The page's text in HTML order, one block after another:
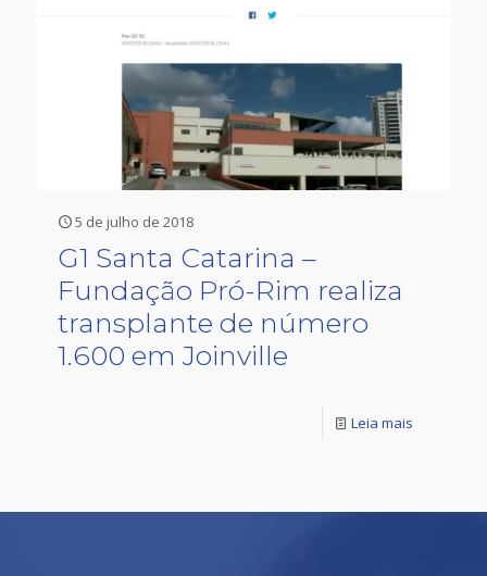
5 de julho de 2018
G1 Santa Catarina –
Fundação Pró-Rim realiza
transplante de número
1.600 em Joinville
Leia mais